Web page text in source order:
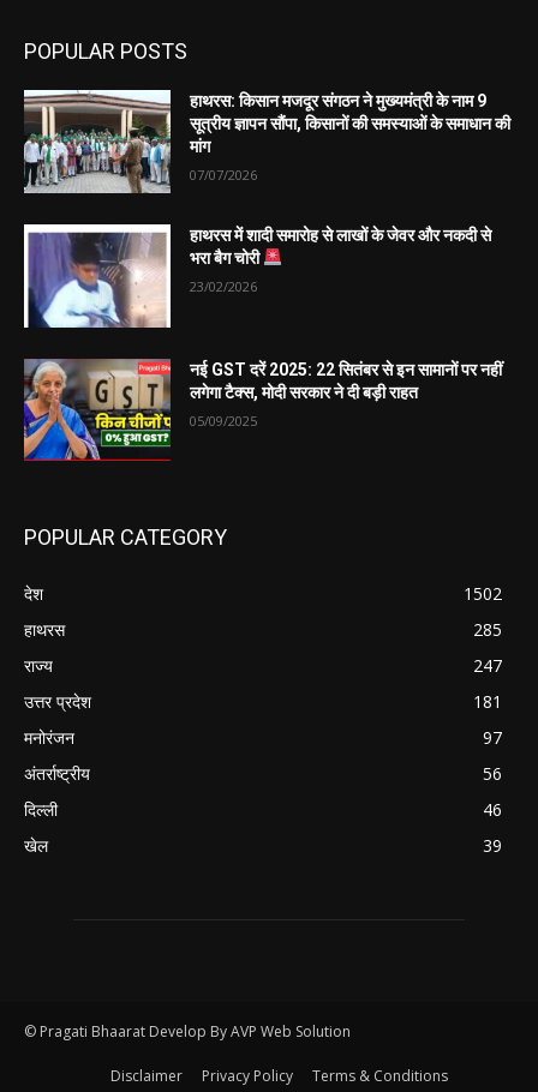
POPULAR POSTS
हाथरस: किसान मजदूर संगठन ने मुख्यमंत्री के नाम 9
सूत्रीय ज्ञापन सौंपा, किसानों की समस्याओं के समाधान की
मांग
07/07/2026
हाथरस में शादी समारोह से लाखों के जेवर और नकदी से
भरा बैग चोरी
23/02/2026
नई GST दरें 2025: 22 सितंबर से इन सामानों पर नहीं
लगेगा टैक्स, मोदी सरकार ने दी बड़ी राहत
05/09/2025
POPULAR CATEGORY
देश
1502
हाथरस
285
राज्य
247
उत्तर प्रदेश
181
मनोरंजन
97
अंतर्राष्ट्रीय
56
दिल्ली
46
खेल
39
© Pragati Bhaarat Develop By AVP Web Solution
Disclaimer Privacy Policy Terms & Conditions